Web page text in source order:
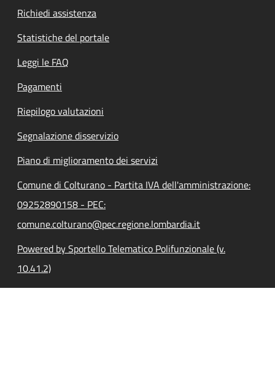
Richiedi assistenza
Statistiche del portale
Leggi le FAQ
Pagamenti
Riepilogo valutazioni
Segnalazione disservizio
Piano di miglioramento dei servizi
Comune di Colturano - Partita IVA dell'amministrazione:
09252890158 - PEC:
comune.colturano@pec.regione.lombardia.it
Powered by Sportello Telematico Polifunzionale (v.
10.41.2)